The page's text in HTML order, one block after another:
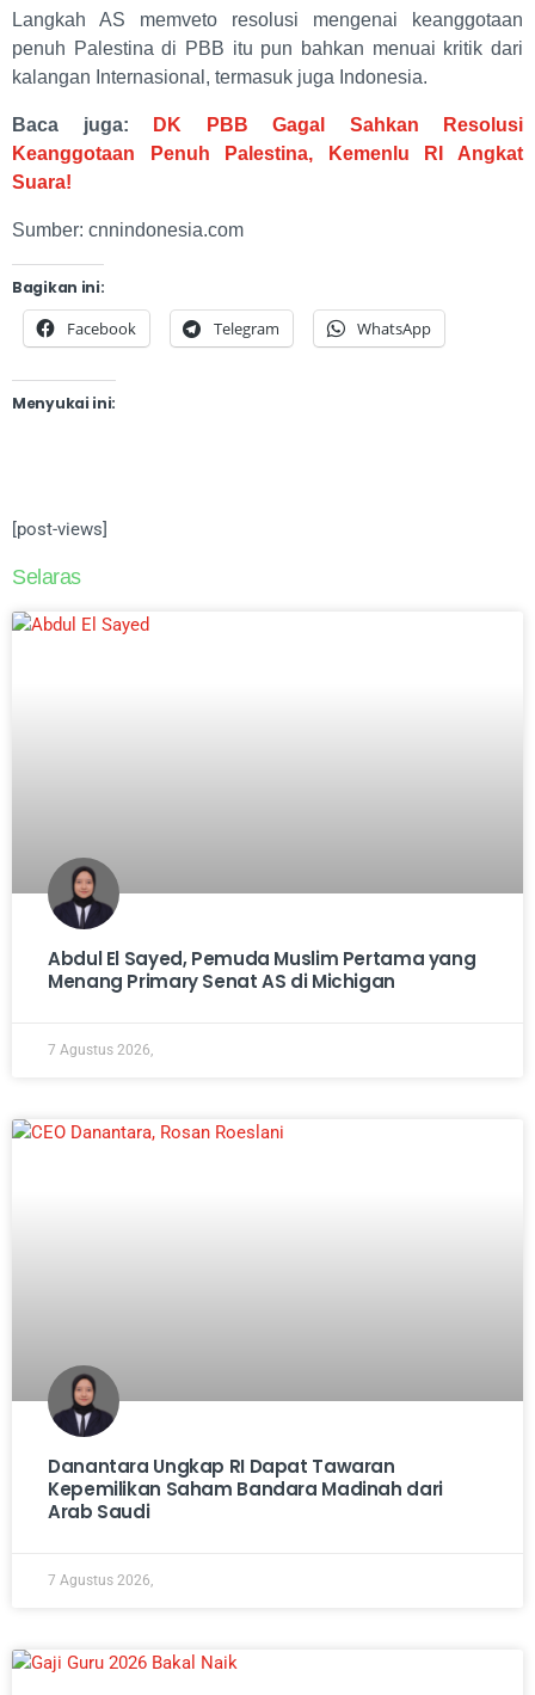
Langkah AS memveto resolusi mengenai keanggotaan
penuh Palestina di PBB itu pun bahkan menuai kritik dari
kalangan Internasional, termasuk juga Indonesia.
Baca juga:
DK PBB Gagal Sahkan Resolusi
Keanggotaan Penuh Palestina, Kemenlu RI Angkat
Suara!
Sumber: cnnindonesia.com
Bagikan ini:
Facebook Telegram WhatsApp
Menyukai ini:
[post-views]
Selaras
Abdul El Sayed, Pemuda Muslim Pertama yang
Menang Primary Senat AS di Michigan
7 Agustus 2026,
Danantara Ungkap RI Dapat Tawaran
Kepemilikan Saham Bandara Madinah dari
Arab Saudi
7 Agustus 2026,